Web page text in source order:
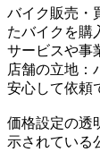
バイク販売・
たバイクを購
サービスや事
店舗の立地：
安心して依頼
価格設定の透
示されている